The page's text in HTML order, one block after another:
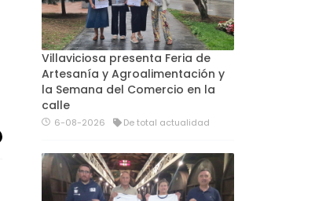
Villaviciosa presenta Feria de
Artesanía y Agroalimentación y
la Semana del Comercio en la
calle
6-08-2026 De total actualidad